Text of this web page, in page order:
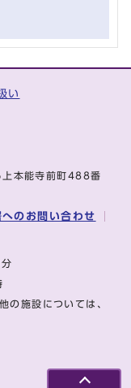
い
本能寺前町488番
へのお問い合わせ
分
の施設については、